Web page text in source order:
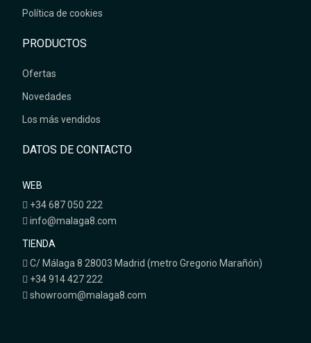
Política de cookies
PRODUCTOS
Ofertas
Novedades
Los más vendidos
DATOS DE CONTACTO
WEB
+34 687 050 222
info@malaga8.com
TIENDA
C/ Málaga 8 28003 Madrid (metro Gregorio Marañón)
+34 914 427 222
showroom@malaga8.com